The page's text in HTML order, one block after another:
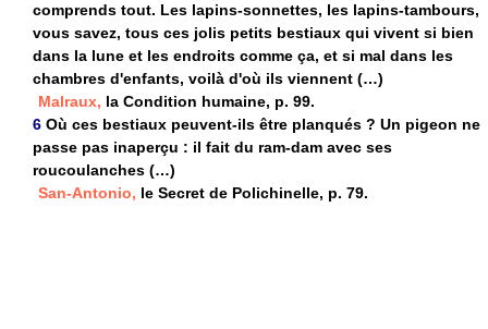
comprends tout. Les lapins-sonnettes, les lapins-tambours,
vous savez, tous ces jolis petits bestiaux qui vivent si bien
dans la lune et les endroits comme ça, et si mal dans les
chambres d'enfants, voilà d'où ils viennent (…)
Malraux, la Condition humaine, p. 99.
6 Où ces bestiaux peuvent-ils être planqués ? Un pigeon ne
passe pas inaperçu : il fait du ram-dam avec ses
roucoulanches (…)
San-Antonio, le Secret de Polichinelle, p. 79.